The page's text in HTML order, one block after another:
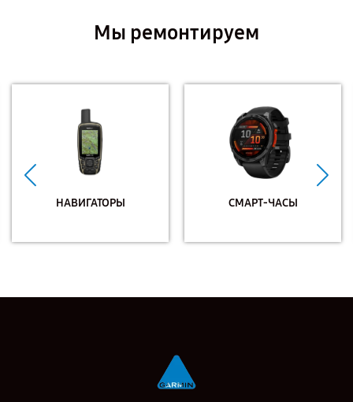
Мы ремонтируем
НАВИГАТОРЫ СМАРТ-ЧАСЫ